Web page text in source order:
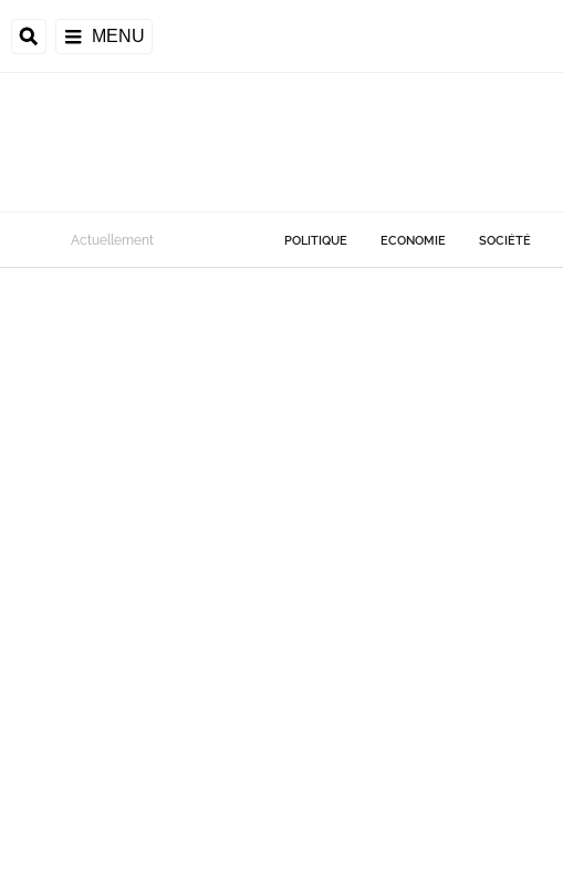
MENU
Actuellement POLITIQUE ECONOMIE SOCIÉTÉ